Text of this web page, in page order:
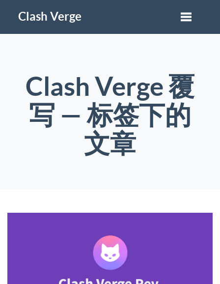
Clash Verge
Clash Verge 覆
写 — 标签下的
文章